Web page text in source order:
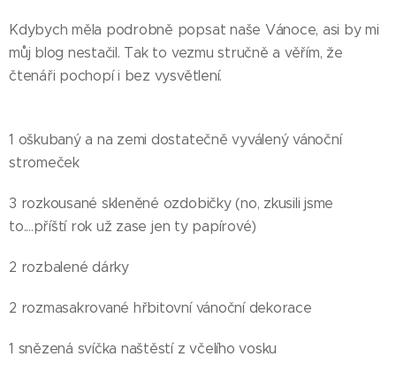
Kdybych měla podrobně popsat naše Vánoce, asi by mi
můj blog nestačil. Tak to vezmu stručně a věřím, že
čtenáři pochopí i bez vysvětlení.
1 oškubaný a na zemi dostatečně vyválený vánoční
stromeček
3 rozkousané skleněné ozdobičky (no, zkusili jsme
to....příští rok už zase jen ty papírové)
2 rozbalené dárky
2 rozmasakrované hřbitovní vánoční dekorace
1 snězená svíčka naštěstí z včelího vosku